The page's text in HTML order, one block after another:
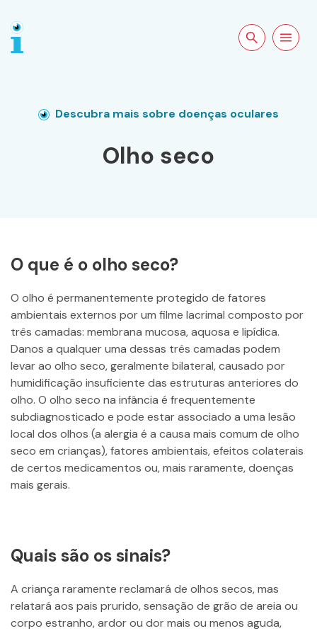
Pesquisar no
Abrir a
Descubra mais sobre doenças oculares
Olho seco
O que é o olho seco?
O olho é permanentemente protegido de fatores
ambientais externos por um filme lacrimal composto por
três camadas: membrana mucosa, aquosa e lipídica.
Danos a qualquer uma dessas três camadas podem
levar ao olho seco, geralmente bilateral, causado por
humidificação insuficiente das estruturas anteriores do
olho. O olho seco na infância é frequentemente
subdiagnosticado e pode estar associado a uma lesão
local dos olhos (a alergia é a causa mais comum de olho
seco em crianças), fatores ambientais, efeitos colaterais
de certos medicamentos ou, mais raramente, doenças
mais gerais.
Quais são os sinais?
A criança raramente reclamará de olhos secos, mas
relatará aos pais prurido, sensação de grão de areia ou
corpo estranho, ardor ou dor mais ou menos aguda,